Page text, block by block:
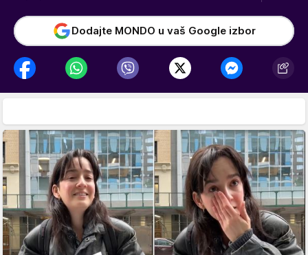
Dodajte MONDO u vaš Google izbor